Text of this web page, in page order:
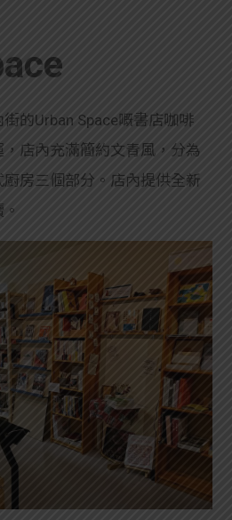
的Urban Space嘅書店咖啡
店內充滿簡約文青風，分為
房三個部分。店內提供全新